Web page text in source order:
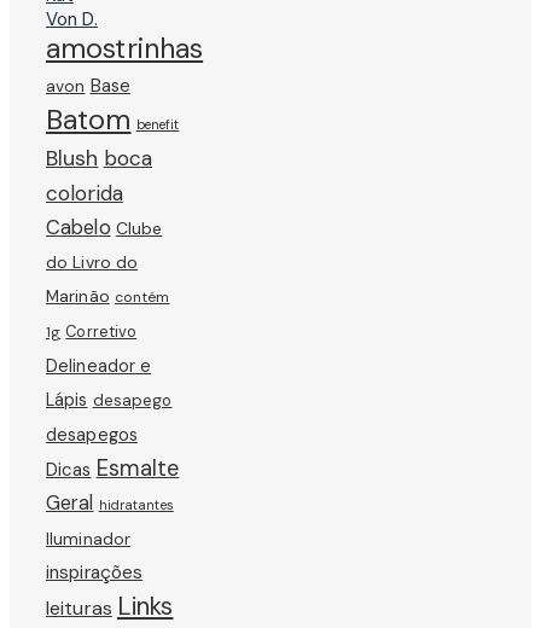
amostrinhas
avon Base
Batom benefit
Blush boca
colorida
Cabelo Clube
do Livro do
Marinão contém
1g Corretivo
Delineador e
Lápis desapego
desapegos
Dicas Esmalte
Geral hidratantes
Iluminador
inspirações
leituras Links